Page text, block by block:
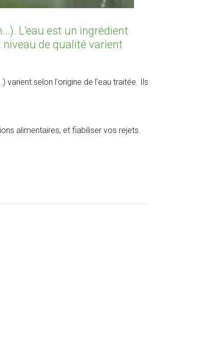
L'eau est un ingrédient
de qualité varient
varient selon l'origine de l'eau traitée. Ils
alimentaires, et fiabiliser vos rejets.